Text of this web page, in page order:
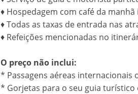
♦ Hospedagem com café da
♦ Todas as taxas de entrada nas
♦ Refeições mencionadas no
O preço não inclui:
* Passagens aéreas internacionais
* Gorjetas para o seu guia